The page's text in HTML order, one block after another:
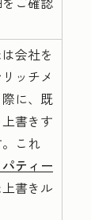
会社を
ッチメ
に、既
書きす
これ
ティー
書きル